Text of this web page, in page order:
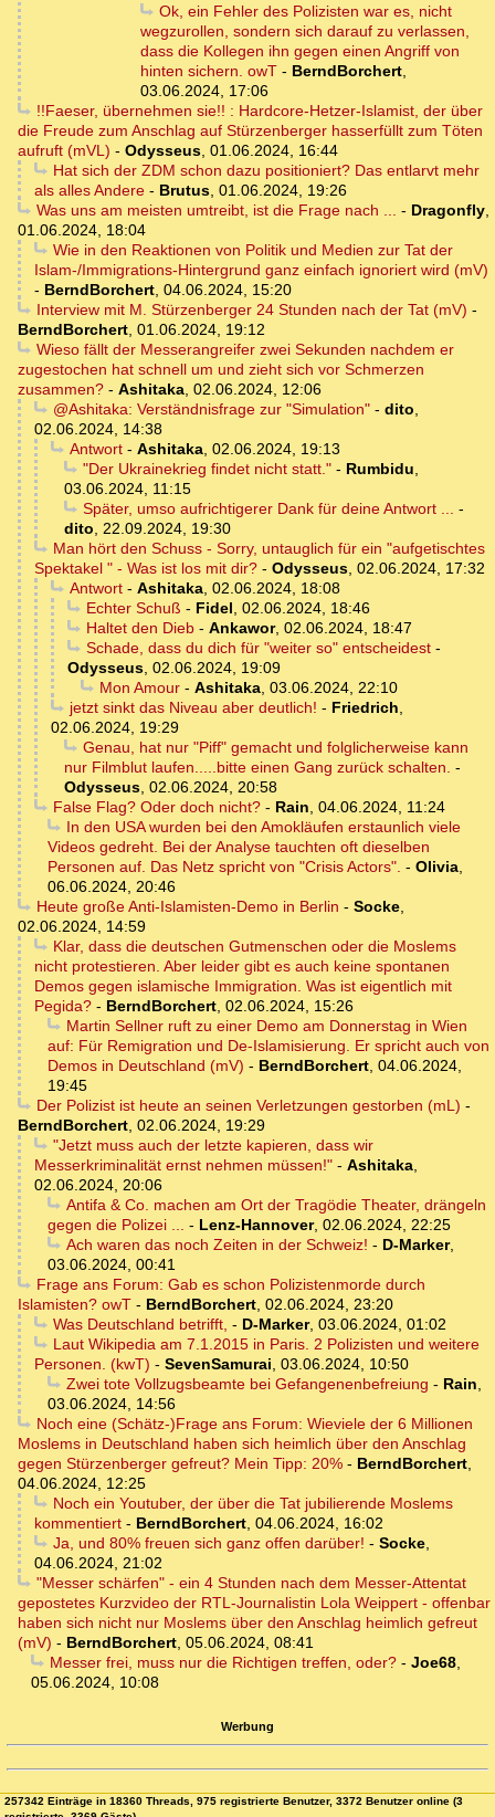
Ok, ein Fehler des Polizisten war es, nicht
wegzurollen, sondern sich darauf zu verlassen,
dass die Kollegen ihn gegen einen Angriff von
hinten sichern. owT - BerndBorchert,
03.06.2024, 17:06
!!Faeser, übernehmen sie!! : Hardcore-Hetzer-Islamist, der über
die Freude zum Anschlag auf Stürzenberger hasserfüllt zum Töten
aufruft (mVL) - Odysseus, 01.06.2024, 16:44
Hat sich der ZDM schon dazu positioniert? Das entlarvt mehr
als alles Andere - Brutus, 01.06.2024, 19:26
Was uns am meisten umtreibt, ist die Frage nach ... - Dragonfly,
01.06.2024, 18:04
Wie in den Reaktionen von Politik und Medien zur Tat der
Islam-/Immigrations-Hintergrund ganz einfach ignoriert wird (mV)
- BerndBorchert, 04.06.2024, 15:20
Interview mit M. Stürzenberger 24 Stunden nach der Tat (mV) -
BerndBorchert, 01.06.2024, 19:12
Wieso fällt der Messerangreifer zwei Sekunden nachdem er
zugestochen hat schnell um und zieht sich vor Schmerzen
zusammen? - Ashitaka, 02.06.2024, 12:06
@Ashitaka: Verständnisfrage zur "Simulation"- dito,
02.06.2024, 14:38
Antwort- Ashitaka, 02.06.2024, 19:13
"Der Ukrainekrieg findet nicht statt."- Rumbidu,
03.06.2024, 11:15
Später, umso aufrichtigerer Dank für deine Antwort ... -
dito, 22.09.2024, 19:30
Man hört den Schuss - Sorry, untauglich für ein "aufgetischtes
Spektakel " - Was ist los mit dir? - Odysseus, 02.06.2024, 17:32
Antwort- Ashitaka, 02.06.2024, 18:08
Echter Schuß - Fidel, 02.06.2024, 18:46
Haltet den Dieb- Ankawor, 02.06.2024, 18:47
Schade, dass du dich für "weiter so" entscheidest-
Odysseus, 02.06.2024, 19:09
Mon Amour- Ashitaka, 03.06.2024, 22:10
jetzt sinkt das Niveau aber deutlich! - Friedrich,
02.06.2024, 19:29
Genau, hat nur "Piff" gemacht und folglicherweise kann
nur Filmblut laufen.....bitte einen Gang zurück schalten. -
Odysseus, 02.06.2024, 20:58
False Flag? Oder doch nicht?- Rain, 04.06.2024, 11:24
In den USA wurden bei den Amokläufen erstaunlich viele
Videos gedreht. Bei der Analyse tauchten oft dieselben
Personen auf. Das Netz spricht von "Crisis Actors". - Olivia,
06.06.2024, 20:46
Heute große Anti-Islamisten-Demo in Berlin - Socke,
02.06.2024, 14:59
Klar, dass die deutschen Gutmenschen oder die Moslems
nicht protestieren. Aber leider gibt es auch keine spontanen
Demos gegen islamische Immigration. Was ist eigentlich mit
Pegida? - BerndBorchert, 02.06.2024, 15:26
Martin Sellner ruft zu einer Demo am Donnerstag in Wien
auf: Für Remigration und De-Islamisierung. Er spricht auch von
Demos in Deutschland (mV) - BerndBorchert, 04.06.2024,
19:45
Der Polizist ist heute an seinen Verletzungen gestorben (mL) -
BerndBorchert, 02.06.2024, 19:29
"Jetzt muss auch der letzte kapieren, dass wir
Messerkriminalität ernst nehmen müssen!" - Ashitaka,
02.06.2024, 20:06
Antifa & Co. machen am Ort der Tragödie Theater, drängeln
gegen die Polizei ... - Lenz-Hannover, 02.06.2024, 22:25
Ach waren das noch Zeiten in der Schweiz! - D-Marker,
03.06.2024, 00:41
Frage ans Forum: Gab es schon Polizistenmorde durch
Islamisten? owT - BerndBorchert, 02.06.2024, 23:20
Was Deutschland betrifft, - D-Marker, 03.06.2024, 01:02
Laut Wikipedia am 7.1.2015 in Paris. 2 Polizisten und weitere
Personen. (kwT) - SevenSamurai, 03.06.2024, 10:50
Zwei tote Vollzugsbeamte bei Gefangenenbefreiung - Rain,
03.06.2024, 14:56
Noch eine (Schätz-)Frage ans Forum: Wieviele der 6 Millionen
Moslems in Deutschland haben sich heimlich über den Anschlag
gegen Stürzenberger gefreut? Mein Tipp: 20% - BerndBorchert,
04.06.2024, 12:25
Noch ein Youtuber, der über die Tat jubilierende Moslems
kommentiert - BerndBorchert, 04.06.2024, 16:02
Ja, und 80% freuen sich ganz offen darüber! - Socke,
04.06.2024, 21:02
"Messer schärfen" - ein 4 Stunden nach dem Messer-Attentat
gepostetes Kurzvideo der RTL-Journalistin Lola Weippert - offenbar
haben sich nicht nur Moslems über den Anschlag heimlich gefreut
(mV) - BerndBorchert, 05.06.2024, 08:41
Messer frei, muss nur die Richtigen treffen, oder?- Joe68,
05.06.2024, 10:08
Werbung
257342 Einträge in 18360 Threads, 975 registrierte Benutzer, 3372 Benutzer online (3